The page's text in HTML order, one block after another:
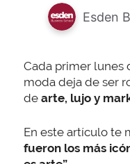
Esden
Cada primer lunes
moda deja de ser
de arte, lujo y
En este artículo te
fueron los más